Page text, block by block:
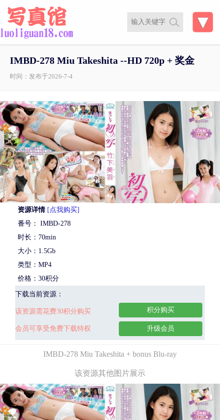
IMBD-278 Miu Takeshita --HD 720p + 奖金
时间：发布于2026-7-4
资源详情 [点我购买]
番号： IMBD-278
时长：70min
大小：1.5Gb
类型：MP4
价格：30积分
下载当前资源：
该资源需花费30积分购买
会员可享受免费下载特权
积分购买
升级会员
IMBD-278 Miu Takeshita + bonus Blu-ray
该资源其他图片展示